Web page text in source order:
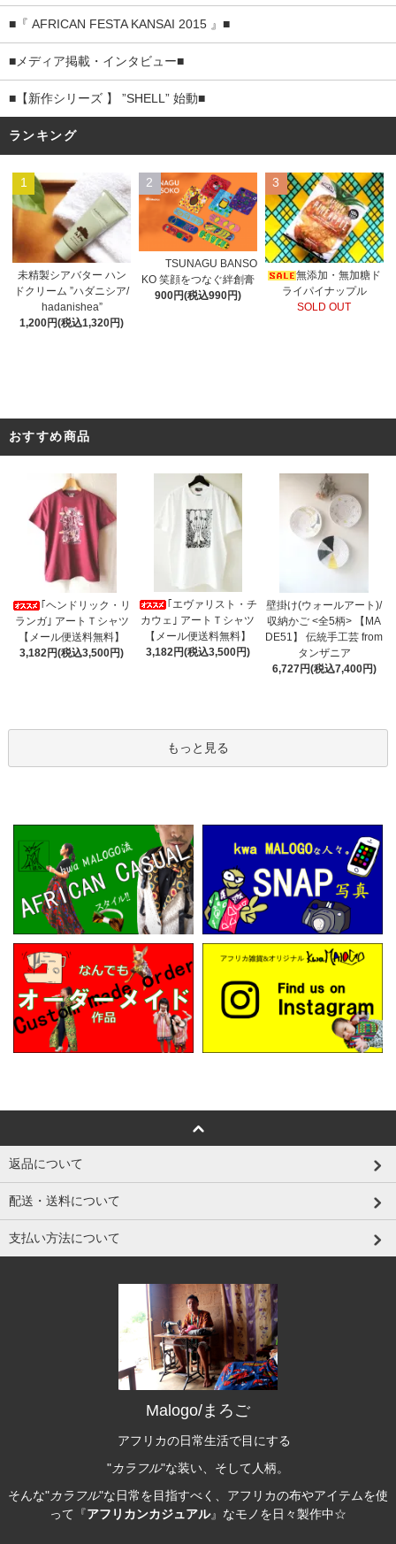
■『 AFRICAN FESTA KANSAI 2015 』■
■メディア掲載・インタビュー■
■【新作シリーズ 】 ”SHELL” 始動■
ランキング
1
未精製シアバター ハン
ドクリーム ”ハダニシア/
hadanishea”
1,200円(税込1,320円)
2
TSUNAGU BANSO
KO 笑顔をつなぐ絆創膏
900円(税込990円)
3
無添加・無加糖ド
ライパイナップル
SOLD OUT
おすすめ商品
｢ヘンドリック・リ
ランガ｣ アートＴシャツ
【メール便送料無料】
3,182円(税込3,500円)
｢エヴァリスト・チ
カウェ｣ アートＴシャツ
【メール便送料無料】
3,182円(税込3,500円)
壁掛け(ウォールアート)/
収納かご <全5柄> 【MA
DE51】 伝統手工芸 from
タンザニア
6,727円(税込7,400円)
もっと見る
返品について
配送・送料について
支払い方法について
Malogo/まろご
アフリカの日常生活で目にする
"カラフル"な装い、そして人柄。
そんな"カラフル"な日常を目指すべく、アフリカの布やアイテムを使
って『アフリカンカジュアル』なモノを日々製作中☆